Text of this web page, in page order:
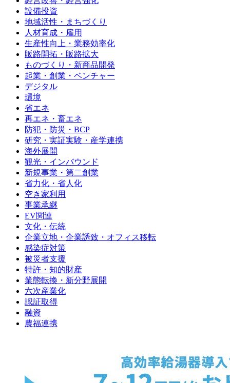
設備投資
地域活性・まちづくり
人材育成・雇用
生産性向上・業務効率化
販路開拓・販路拡大
ものづくり・新商品開発
起業・創業・ベンチャー
デジタル
環境
省エネ
再エネ・畜エネ
防犯・防災・BCP
研究・実証実験・産学連携
海外展開
観光・インバウンド
新規事業・第二創業
省力化・省人化
空き家利用
事業承継
EV関連
文化・伝統
企業立地・企業誘致・オフィス移転
感染症対策
被災者支援
特許・知的財産
業態転換・新分野展開
六次産業化
認証取得
融資
農福連携